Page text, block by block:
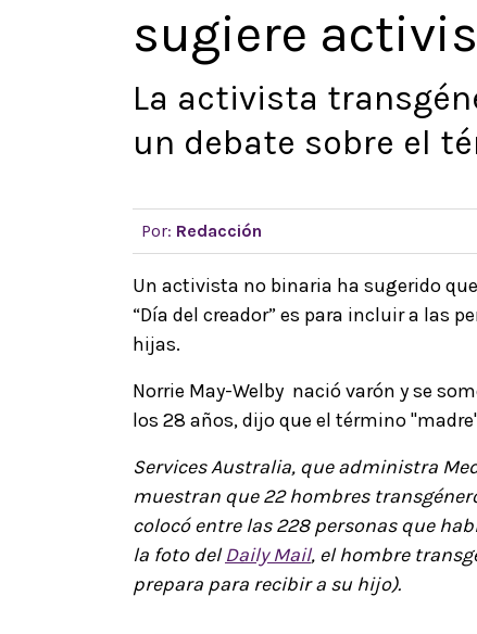
sugiere
La activista
un debate sobre el
Por: Redacción
Un activista no binaria ha sugerido
“Día del creador” es para incluir a las
hijas.
Norrie May-Welby nació varón y se
los 28 años, dijo que el término
Services Australia, que administra
muestran que 22 hombres
colocó entre las 228 personas que
la foto delDaily Mail, el hombre
prepara para recibir a su hijo).